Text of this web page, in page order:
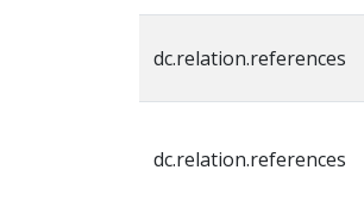
dc.relation.references
dc.relation.references